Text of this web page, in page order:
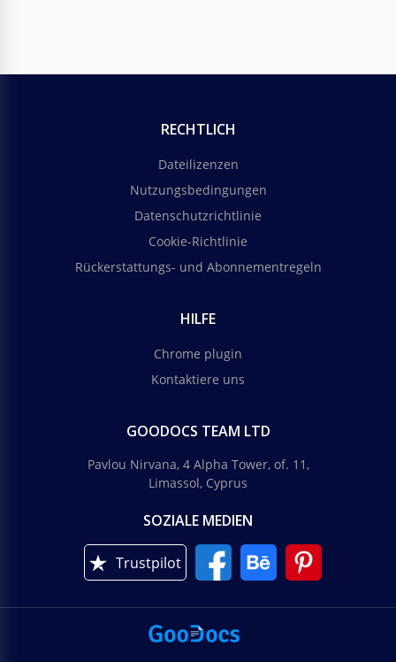
RECHTLICH
Dateilizenzen
Nutzungsbedingungen
Datenschutzrichtlinie
Cookie-Richtlinie
Rückerstattungs- und Abonnementregeln
HILFE
Chrome plugin
Kontaktiere uns
GOODOCS TEAM LTD
Pavlou Nirvana, 4 Alpha Tower, of. 11,
Limassol, Cyprus
SOZIALE MEDIEN
Trustpilot